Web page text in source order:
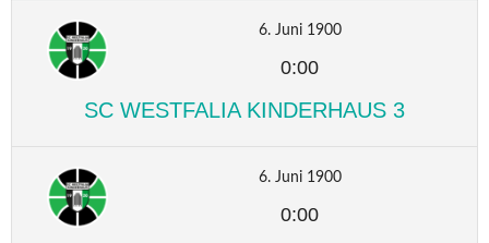
6. Juni 1900
0:00
SC WESTFALIA KINDERHAUS 3
6. Juni 1900
0:00